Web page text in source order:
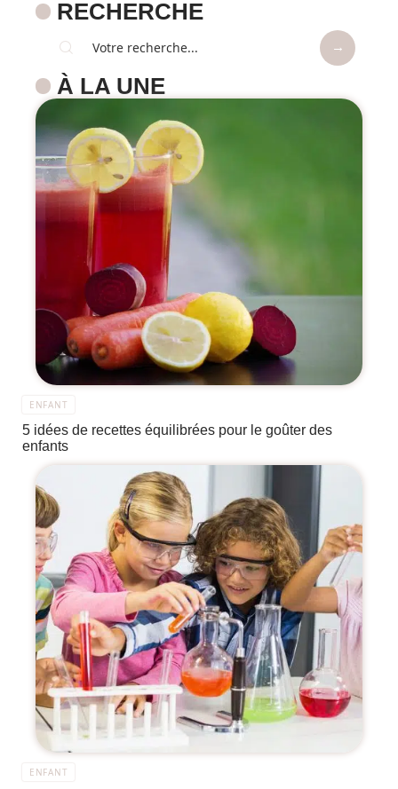
RECHERCHE
À LA UNE
ENFANT
5 idées de recettes équilibrées pour le goûter des
enfants
ENFANT